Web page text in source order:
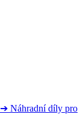
➔ Náhradní díly pro